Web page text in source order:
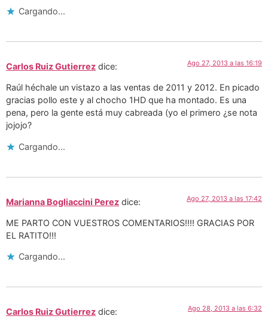
Cargando...
Carlos Ruiz Gutierrez dice: Ago 27, 2013 a las 16:19
Raúl héchale un vistazo a las ventas de 2011 y 2012. En picado
gracias pollo este y al chocho 1HD que ha montado. Es una
pena, pero la gente está muy cabreada (yo el primero ¿se nota
jojojo?
Cargando...
Marianna Bogliaccini Perez dice: Ago 27, 2013 a las 17:42
ME PARTO CON VUESTROS COMENTARIOS!!!! GRACIAS POR
EL RATITO!!!
Cargando...
Carlos Ruiz Gutierrez dice: Ago 28, 2013 a las 6:32